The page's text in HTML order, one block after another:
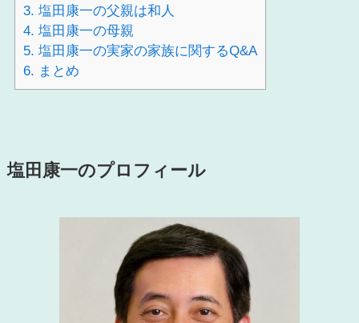
3. 塩田康一の父親は和人
4. 塩田康一の母親
5. 塩田康一の実家の家族に関するQ&A
6. まとめ
塩田康一のプロフィール